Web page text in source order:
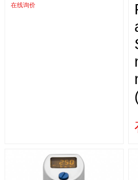
在线询价